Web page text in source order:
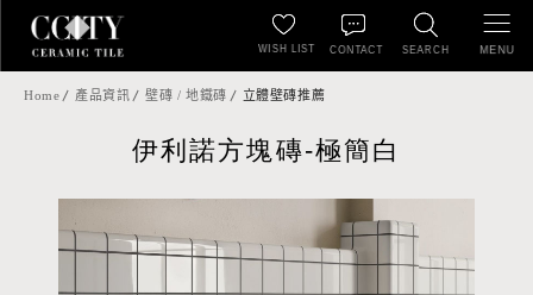
SEARCH
WISH LIST CONTACT MENU
Home 產品資訊 壁磚 / 地鐵磚 立體壁磚推薦
伊利諾方塊磚-極簡白